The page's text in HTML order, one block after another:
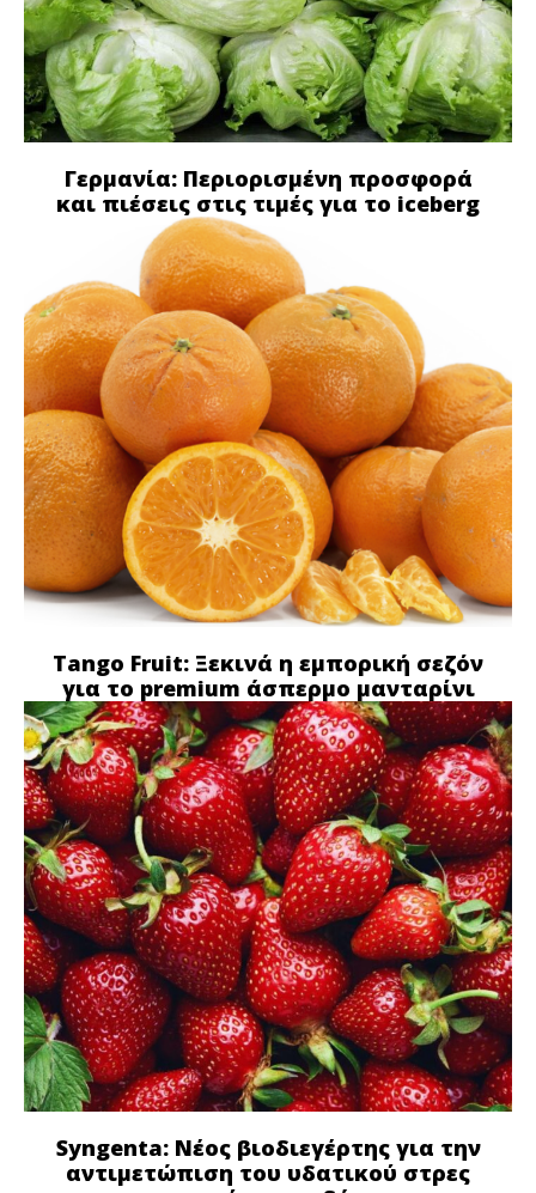
Γερμανία: Περιορισμένη προσφορά
και πιέσεις στις τιμές για το iceberg
Tango Fruit: Ξεκινά η εμπορική σεζόν
για το premium άσπερμο μανταρίνι
Syngenta: Νέος βιοδιεγέρτης για την
αντιμετώπιση του υδατικού στρες